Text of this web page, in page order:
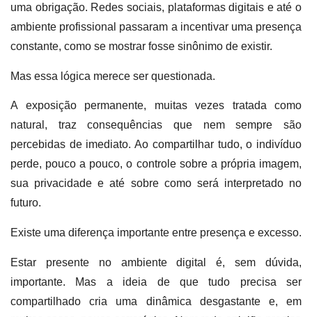
uma obrigação. Redes sociais, plataformas digitais e até o
ambiente profissional passaram a incentivar uma presença
constante, como se mostrar fosse sinônimo de existir.
Mas essa lógica merece ser questionada.
A exposição permanente, muitas vezes tratada como
natural, traz consequências que nem sempre são
percebidas de imediato. Ao compartilhar tudo, o indivíduo
perde, pouco a pouco, o controle sobre a própria imagem,
sua privacidade e até sobre como será interpretado no
futuro.
Existe uma diferença importante entre presença e excesso.
Estar presente no ambiente digital é, sem dúvida,
importante. Mas a ideia de que tudo precisa ser
compartilhado cria uma dinâmica desgastante e, em